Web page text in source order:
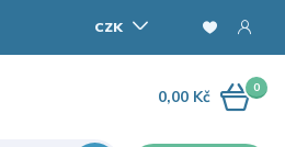
CZK
0
0,00 Kč